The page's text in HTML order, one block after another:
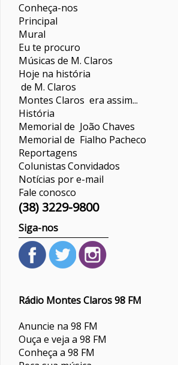
Conheça-nos
Principal
Mural
Eu te procuro
Músicas de M. Claros
Hoje na história
de M. Claros
Montes Claros era assim...
História
Memorial de João Chaves
Memorial de Fialho Pacheco
Reportagens
ColunistasConvidados
Notícias por e-mail
Fale conosco
(38) 3229-9800
Siga-nos
Rádio Montes Claros 98 FM
Anuncie na 98 FM
Ouça e veja a 98 FM
Conheça a 98 FM